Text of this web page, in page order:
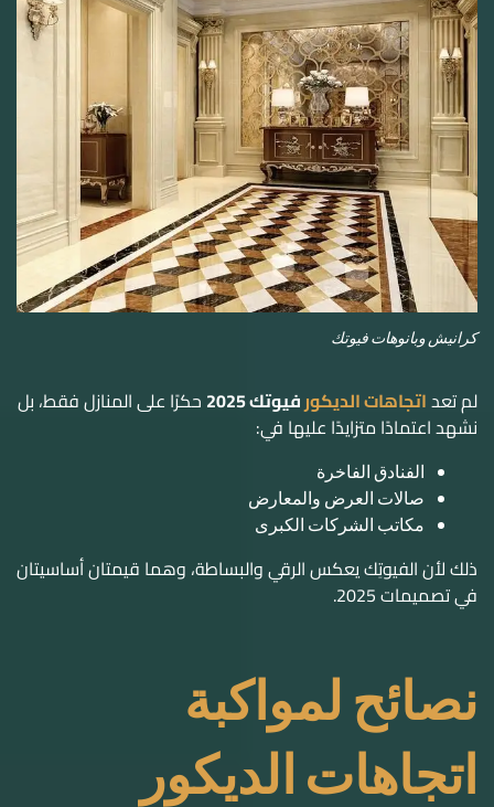
كرانيش وبانوهات فيوتك
لم تعداتجاهات الديكورفيوتك 2025
حكرًا على المنازل فقط، بل
نشهد اعتمادًا متزايدًا عليها في:
الفنادق الفاخرة
صالات العرض والمعارض
مكاتب الشركات الكبرى
ذلك لأن الفيوتِك يعكس الرقي والبساطة، وهما قيمتان أساسيتان
في تصميمات 2025.
نصائح لمواكبة
اتجاهات الديكور